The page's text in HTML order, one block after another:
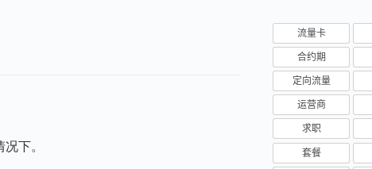
下。
流量卡
合约期
定向流量
运营商
求职
套餐